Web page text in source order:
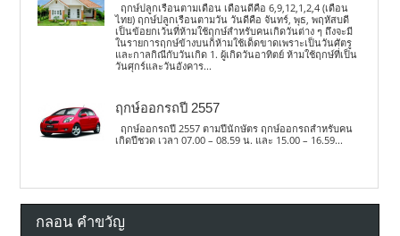
ฤกษ์ปลูกเรือนตามเดือน เดือนดีคือ 6,9,12,1,2,4 (เดือน
ไทย) ฤกษ์ปลูกเรือนตามวัน วันดีคือ จันทร์, พุธ, พฤหัสบดี
เป็นข้อยกเว้นที่ห้ามใช้ฤกษ์สำหรับคนเกิดวันต่าง ๆ ถึงจะมี
ในรายการฤกษ์ข้างบนก็ห้ามใช้เด็ดขาดเพราะเป็นวันศัตรู
และกาลกิณีกับวันเกิด 1. ผู้เกิดวันอาทิตย์ ห้ามใช้ฤกษ์ที่เป็น
วันศุกร์และวันอังคาร...
ฤกษ์ออกรถปี 2557
ฤกษ์ออกรถปี 2557 ตามปีนักษัตร ฤกษ์ออกรถสำหรับคน
เกิดปีชวด เวลา 07.00 – 08.59 น. และ 15.00 – 16.59...
กลอน คำขวัญ